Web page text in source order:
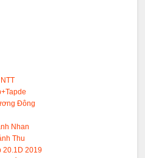
Đông
Nhan
Thu
20.1D 2019